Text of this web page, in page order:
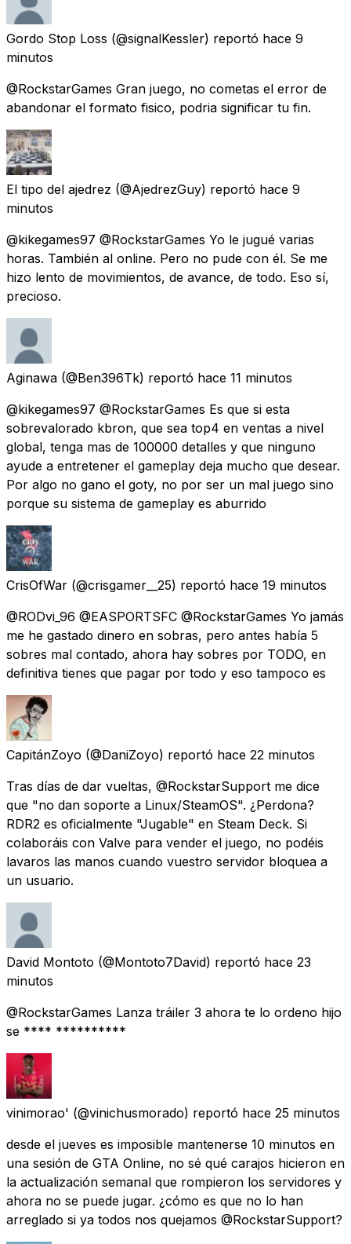
Gordo Stop Loss (@signalKessler) reportó hace 9
minutos
@RockstarGames Gran juego, no cometas el error de
abandonar el formato fisico, podria significar tu fin.
El tipo del ajedrez (@AjedrezGuy) reportó hace 9
minutos
@kikegames97 @RockstarGames Yo le jugué varias
horas. También al online. Pero no pude con él. Se me
hizo lento de movimientos, de avance, de todo. Eso sí,
precioso.
Aginawa (@Ben396Tk) reportó hace 11 minutos
@kikegames97 @RockstarGames Es que si esta
sobrevalorado kbron, que sea top4 en ventas a nivel
global, tenga mas de 100000 detalles y que ninguno
ayude a entretener el gameplay deja mucho que desear.
Por algo no gano el goty, no por ser un mal juego sino
porque su sistema de gameplay es aburrido
CrisOfWar (@crisgamer__25) reportó hace 19 minutos
@RODvi_96 @EASPORTSFC @RockstarGames Yo jamás
me he gastado dinero en sobras, pero antes había 5
sobres mal contado, ahora hay sobres por TODO, en
definitiva tienes que pagar por todo y eso tampoco es
CapitánZoyo (@DaniZoyo) reportó hace 22 minutos
Tras días de dar vueltas, @RockstarSupport me dice
que "no dan soporte a Linux/SteamOS". ¿Perdona?
RDR2 es oficialmente "Jugable" en Steam Deck. Si
colaboráis con Valve para vender el juego, no podéis
lavaros las manos cuando vuestro servidor bloquea a
un usuario.
David Montoto (@Montoto7David) reportó hace 23
minutos
@RockstarGames Lanza tráiler 3 ahora te lo ordeno hijo
se **** **********
vinimorao' (@vinichusmorado) reportó hace 25 minutos
desde el jueves es imposible mantenerse 10 minutos en
una sesión de GTA Online, no sé qué carajos hicieron en
la actualización semanal que rompieron los servidores y
ahora no se puede jugar. ¿cómo es que no lo han
arreglado si ya todos nos quejamos @RockstarSupport?